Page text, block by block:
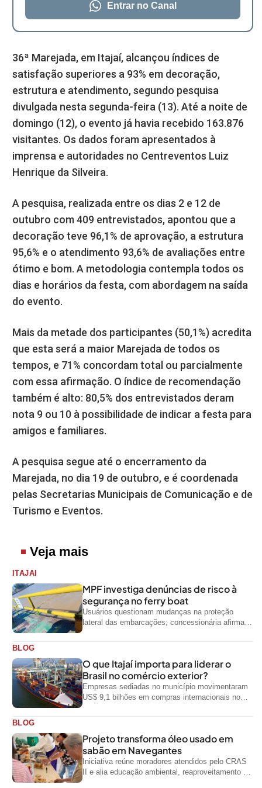
Entrar no Canal
36ª Marejada, em Itajaí, alcançou índices de
satisfação superiores a 93% em decoração,
estrutura e atendimento, segundo pesquisa
divulgada nesta segunda-feira (13). Até a noite de
domingo (12), o evento já havia recebido 163.876
visitantes. Os dados foram apresentados à
imprensa e autoridades no Centreventos Luiz
Henrique da Silveira.
A pesquisa, realizada entre os dias 2 e 12 de
outubro com 409 entrevistados, apontou que a
decoração teve 96,1% de aprovação, a estrutura
95,6% e o atendimento 93,6% de avaliações entre
ótimo e bom. A metodologia contempla todos os
dias e horários da festa, com abordagem na saída
do evento.
Mais da metade dos participantes (50,1%) acredita
que esta será a maior Marejada de todos os
tempos, e 71% concordam total ou parcialmente
com essa afirmação. O índice de recomendação
também é alto: 80,5% dos entrevistados deram
nota 9 ou 10 à possibilidade de indicar a festa para
amigos e familiares.
A pesquisa segue até o encerramento da
Marejada, no dia 19 de outubro, e é coordenada
pelas Secretarias Municipais de Comunicação e de
Turismo e Eventos.
Veja mais
ITAJAI
MPF investiga denúncias de risco à
segurança no ferry boat
Usuários questionam mudanças na proteção
lateral das embarcações; concessionária afirma
BLOG
O que Itajaí importa para liderar o
Brasil no comércio exterior?
Empresas sediadas no município movimentaram
US$ 9,1 bilhões em compras internacionais no
BLOG
Projeto transforma óleo usado em
sabão em Navegantes
Iniciativa reúne moradores atendidos pelo CRAS
II e alia educação ambiental, reaproveitamento de